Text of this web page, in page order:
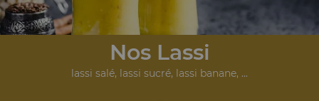
Nos Lassi
lassi salé, lassi sucré, lassi banane, ...